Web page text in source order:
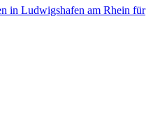
in Ludwigshafen am Rhein für